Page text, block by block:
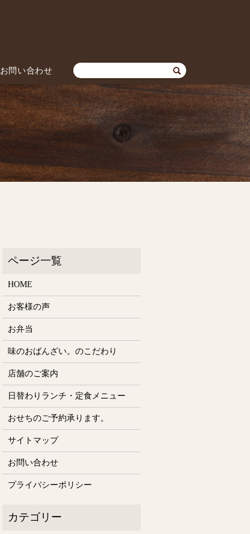
お問い合わせ
HOME
お客様の声
お弁当
味のおばんざい。のこだわり
店舗のご案内
日替わりランチ・定食メニュー
おせちのご予約承ります。
サイトマップ
お問い合わせ
プライバシーポリシー